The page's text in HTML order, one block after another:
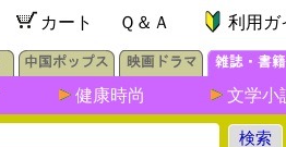
カート Ｑ＆Ａ 利用ガ
健康時尚 文学小